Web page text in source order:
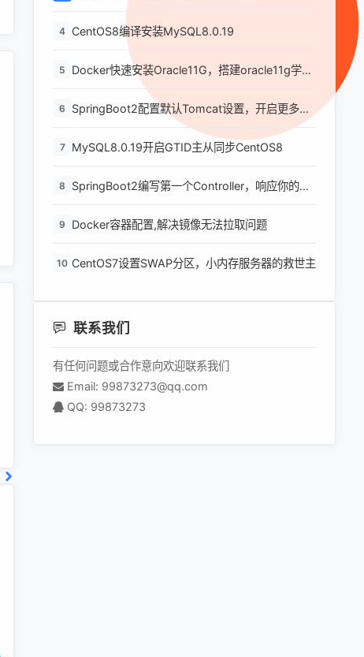
4 CentOS8编译安装MySQL8.0.19
5
Docker快速安装Oracle11G，搭建oracle11g学习
6
SpringBoot2配置默认Tomcat设置，开启更多高
7 MySQL8.0.19开启GTID主从同步CentOS8
8
SpringBoot2编写第一个Controller，响应你的
9 Docker容器配置,解决镜像无法拉取问题
10 CentOS7设置SWAP分区，小内存服务器的救世主
联系我们
有任何问题或合作意向欢迎联系我们
Email: 99873273@qq.com
QQ: 99873273